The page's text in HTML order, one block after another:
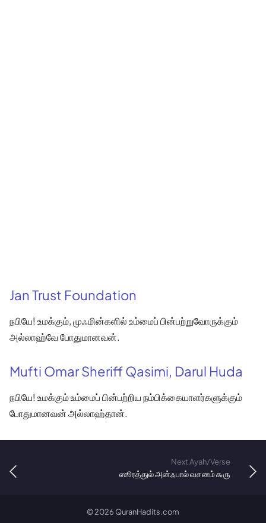
Jan Trust Foundation
நபியே! உமக்கும், முஃமின்களில் உம்மைப் பின்பற்றுவோருக்கும்
அல்லாஹ்வே போதுமானவன்.
Mufti Omar Sheriff Qasimi, Darul Huda
நபியே! உமக்கும் உம்மைப் பின்பற்றிய நம்பிக்கையாளர்களுக்கும்
போதுமானவன் அல்லாஹ்தான்.
Next Ayah/Verse
ஸூரத்துல் அன்ஃபால் வசனம் ௬௫
©2026 QuranHadits.com